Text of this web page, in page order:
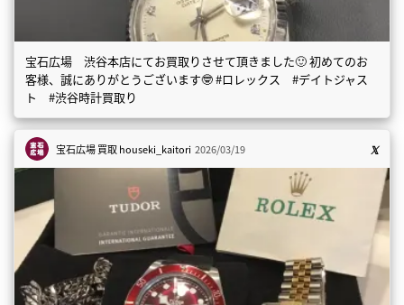
宝石広場 渋谷本店にてお買取りさせて頂きました🙂 初めてのお
客様、誠にありがとうございます🤓 #ロレックス #デイトジャス
ト #渋谷時計買取り
宝石広場 買取houseki_kaitori 2026/03/19